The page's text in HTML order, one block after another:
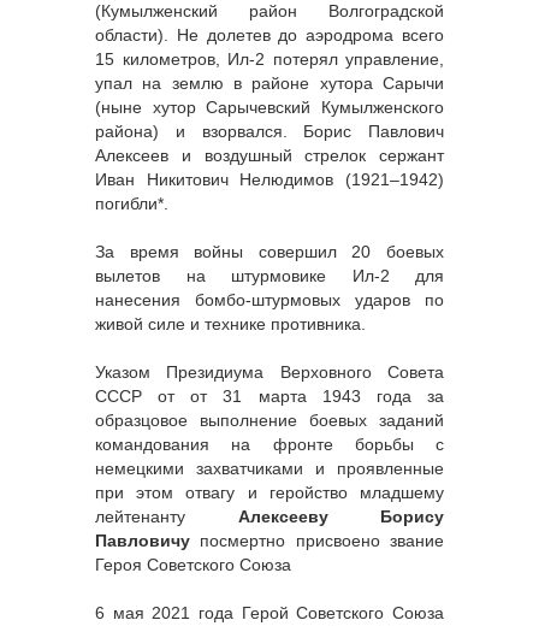
(Кумылженский район Волгоградской
области). Не долетев до аэродрома всего
15 километров, Ил-2 потерял управление,
упал на землю в районе хутора Сарычи
(ныне хутор Сарычевский Кумылженского
района) и взорвался. Борис Павлович
Алексеев и воздушный стрелок сержант
Иван Никитович Нелюдимов (1921–1942)
погибли*.
За время войны совершил 20 боевых
вылетов на штурмовике Ил-2 для
нанесения бомбо-штурмовых ударов по
живой силе и технике противника.
Указом Президиума Верховного Совета
СССР от от 31 марта 1943 года за
образцовое выполнение боевых заданий
командования на фронте борьбы с
немецкими захватчиками и проявленные
при этом отвагу и геройство младшему
лейтенанту Алексееву Борису
Павловичу посмертно присвоено звание
Героя Советского Союза
6 мая 2021 года Герой Советского Союза